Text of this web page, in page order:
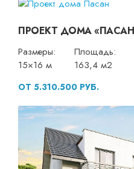
ПРОЕКТ ДОМА
Размеры:
15×16 м
Площадь:
163,4 м2
ОТ 5.310.500 РУБ.